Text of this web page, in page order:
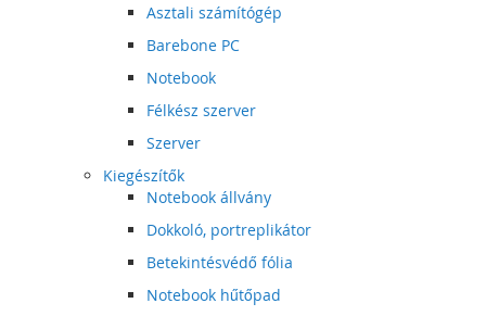
Asztali számítógép
Barebone PC
Notebook
Félkész szerver
Szerver
Kiegészítők
Notebook állvány
Dokkoló, portreplikátor
Betekintésvédő fólia
Notebook hűtőpad